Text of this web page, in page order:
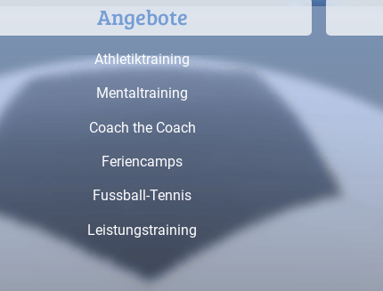
Angebote
Athletiktraining
Mentaltraining
Coach the Coach
Feriencamps
Fussball-Tennis
Leistungstraining